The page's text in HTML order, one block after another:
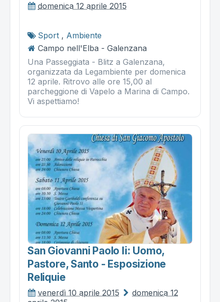
domenica 12 aprile 2015
Sport , Ambiente
Campo nell'Elba - Galenzana
Una Passeggiata - Blitz a Galenzana,
organizzata da Legambiente per domenica
12 aprile. Ritrovo alle ore 15,00 al
parcheggione di Vapelo a Marina di Campo.
Vi aspettiamo!
San Giovanni Paolo Ii: Uomo,
Pastore, Santo - Esposizione
Reliquie
venerdì 10 aprile 2015
domenica 12